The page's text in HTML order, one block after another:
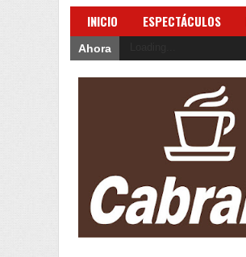
INICIO ESPECTÁCULOS
Ahora